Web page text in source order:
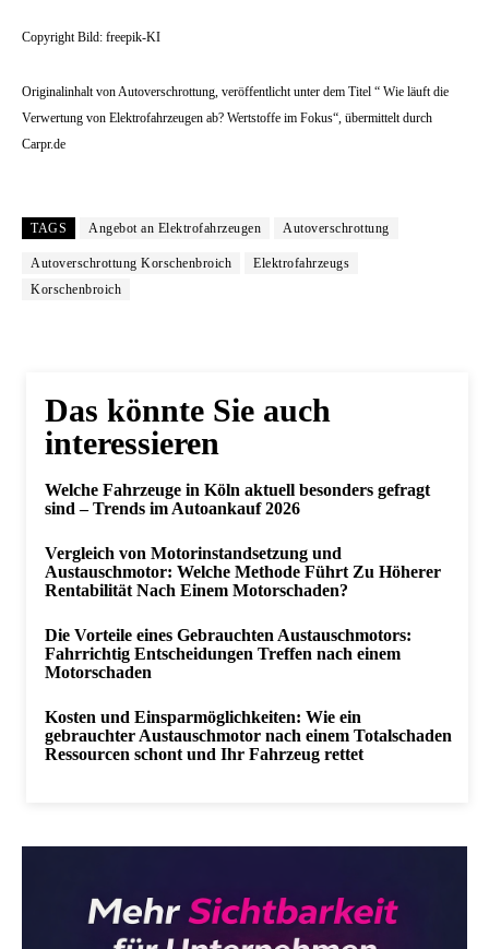
Copyright Bild: freepik-KI
Originalinhalt von Autoverschrottung, veröffentlicht unter dem Titel “ Wie läuft die
Verwertung von Elektrofahrzeugen ab? Wertstoffe im Fokus“, übermittelt durch
Carpr.de
TAGS Angebot an Elektrofahrzeugen Autoverschrottung
Autoverschrottung Korschenbroich
Elektrofahrzeugs
Korschenbroich
Das könnte Sie auch
interessieren
Welche Fahrzeuge in Köln aktuell besonders gefragt
sind – Trends im Autoankauf 2026
Vergleich von Motorinstandsetzung und
Austauschmotor: Welche Methode Führt Zu Höherer
Rentabilität Nach Einem Motorschaden?
Die Vorteile eines Gebrauchten Austauschmotors:
Fahrrichtig Entscheidungen Treffen nach einem
Motorschaden
Kosten und Einsparmöglichkeiten: Wie ein
gebrauchter Austauschmotor nach einem Totalschaden
Ressourcen schont und Ihr Fahrzeug rettet